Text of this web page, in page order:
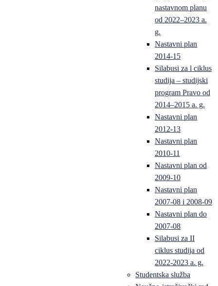
nastavnom planu
od 2022–2023 a.
g.
Nastavni plan
2014-15
Silabusi za l ciklus
studija – studijski
program Pravo od
2014–2015 a. g.
Nastavni plan
2012-13
Nastavni plan
2010-11
Nastavni plan od
2009-10
Nastavni plan
2007-08 i 2008-09
Nastavni plan do
2007-08
Silabusi za II
ciklus studija od
2022-2023 a. g.
Studentska služba